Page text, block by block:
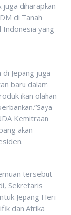
juga diharapkan
di Tanah
Indonesia yang
Jepang juga
baru dalam
ikan olahan
Kemitraan
akan
tersebut
Sekretaris
Jepang Heri
dan Afrika